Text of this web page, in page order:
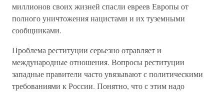
миллионов своих жизней спасли евреев Европы от
полного уничтожения нацистами и их туземными
сообщниками.
Проблема реституции серьезно отравляет и
международные отношения. Вопросы реституции
западные правители часто увязывают с политическими
требованиями к России. Понятно, что с этим надо